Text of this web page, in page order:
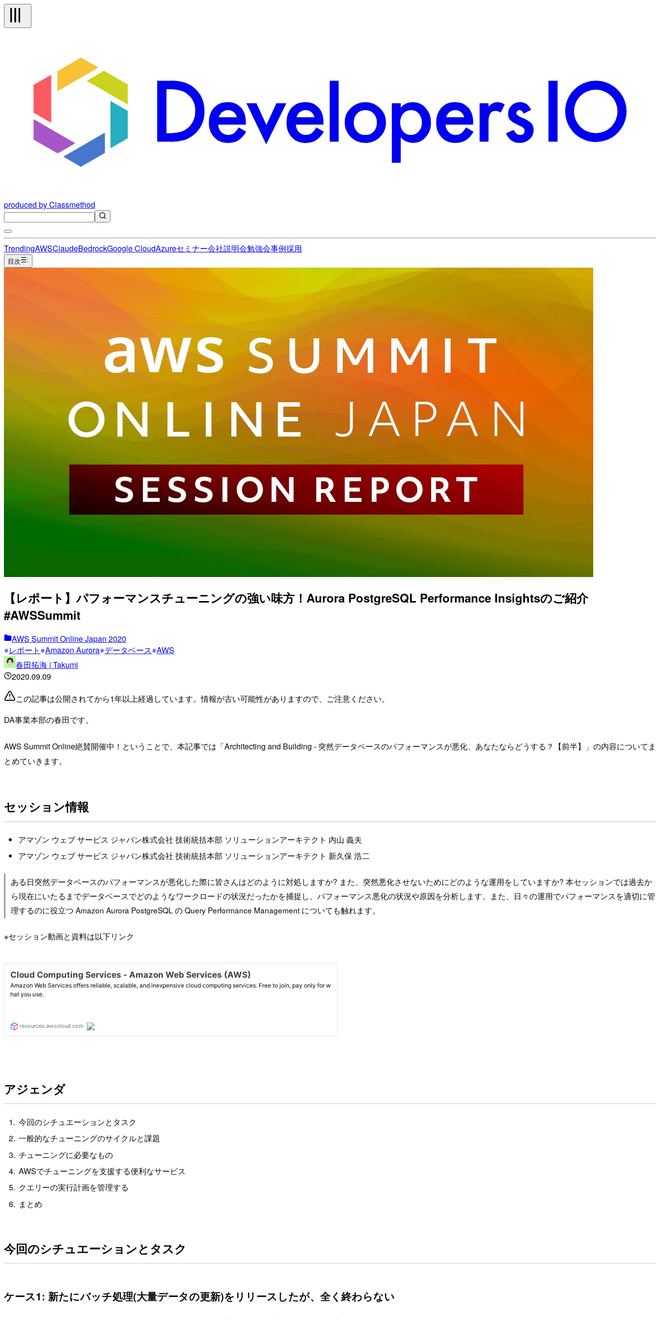
produced by Classmethod
TrendingAWSClaudeBedrockGoogle CloudAzureセミナー会社説明会勉強会事例採用
目次
【レポート】パフォーマンスチューニングの強い味方！Aurora PostgreSQL Performance Insightsのご紹介
#AWSSummit
AWS Summit Online Japan 2020
レポート
Amazon Aurora データベース AWS
春田拓海 | Takumi
2020.09.09
この記事は公開されてから1年以上経過しています。情報が古い可能性がありますので、ご注意ください。
DA事業本部の春田です。
AWS Summit Online絶賛開催中！ということで、本記事では「Architecting and Building - 突然データベースのパフォーマンスが悪化、あなたならどうする？【前半】」の内容についてま
とめていきます。
セッション情報
アマゾン ウェブ サービス ジャパン株式会社 技術統括本部 ソリューションアーキテクト 内山 義夫
アマゾン ウェブ サービス ジャパン株式会社 技術統括本部 ソリューションアーキテクト 新久保 浩二
ある日突然データベースのパフォーマンスが悪化した際に皆さんはどのように対処しますか? また、突然悪化させないためにどのような運用をしていますか? 本セッションでは過去か
ら現在にいたるまでデータベースでどのようなワークロードの状況だったかを捕捉し、パフォーマンス悪化の状況や原因を分析します。また、日々の運用でパフォーマンスを適切に管
理するのに役立つ Amazon Aurora PostgreSQL の Query Performance Management についても触れます。
※セッション動画と資料は以下リンク
アジェンダ
今回のシチュエーションとタスク
一般的なチューニングのサイクルと課題
チューニングに必要なもの
AWSでチューニングを支援する便利なサービス
クエリーの実行計画を管理する
まとめ
今回のシチュエーションとタスク
ケース1: 新たにバッチ処理(大量データの更新)をリリースしたが、全く終わらない